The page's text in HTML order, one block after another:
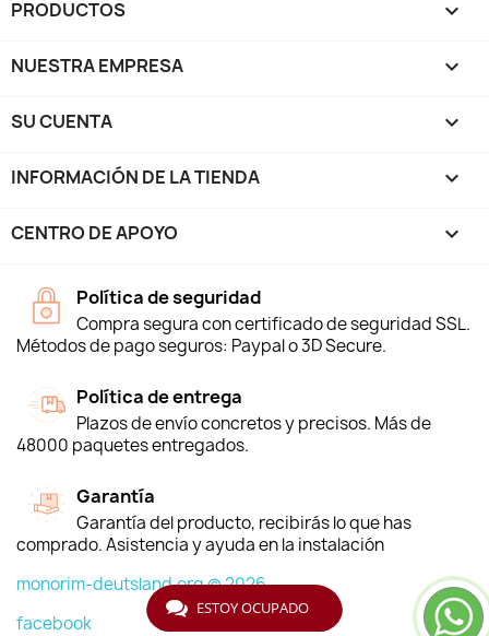
PRODUCTOS 
NUESTRA EMPRESA 
SU CUENTA 
INFORMACIÓN DE LA TIENDA keyboard_arrow_down
CENTRO DE APOYO 
Política de seguridad
Compra segura con certificado de seguridad SSL.
Métodos de pago seguros: Paypal o 3D Secure.
Política de entrega
Plazos de envío concretos y precisos. Más de
48000 paquetes entregados.
Garantía
Garantía del producto, recibirás lo que has
comprado. Asistencia y ayuda en la instalación
monorim-deutsland.org © 2026
facebook
ESTOY OCUPADO